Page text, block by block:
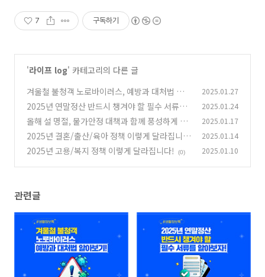
7 구독하기
'라이프 log' 카테고리의 다른 글
겨울철 불청객 노로바이러스, 예방과 대처법 알
아보기! (0)
2025.01.27
2025년 연말정산 반드시 챙겨야 할 필수 서류를
알아보자!
(0)
2025.01.24
올해 설 명절, 물가안정 대책과 함께 풍성하게 준
비해요! (2)
2025.01.17
2025년 결혼/출산/육아 정책 이렇게 달라집니
다!
(0)
2025.01.14
2025년 고용/복지 정책 이렇게 달라집니다! (0) 2025.01.10
관련글